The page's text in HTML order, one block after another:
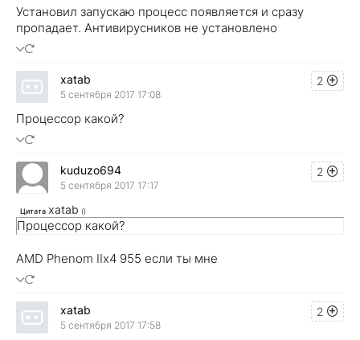
Установил запускаю процесс появляется и сразу
пропадает. Антивирусников не установлено
2
xatab
5 сентября 2017 17:08
Процессор какой?
2
kuduzo694
5 сентября 2017 17:17
Цитата xatab ()
Процессор какой?
AMD Phenom IIx4 955 если ты мне
2
xatab
5 сентября 2017 17:58